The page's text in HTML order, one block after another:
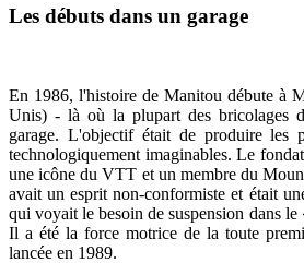
Les débuts dans un garage
En 1986, l'histoire de Manitou débute à
Unis) - là où la plupart des bricolages
garage. L'objectif était de produire les
technologiquement imaginables. Le
une icône du VTT et un membre du
avait un esprit non-conformiste et était
qui voyait le besoin de suspension dans
Il a été la force motrice de la toute
lancée en 1989.